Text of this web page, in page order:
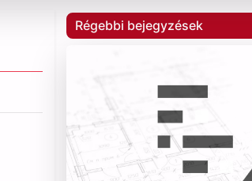
Régebbi bejegyzések